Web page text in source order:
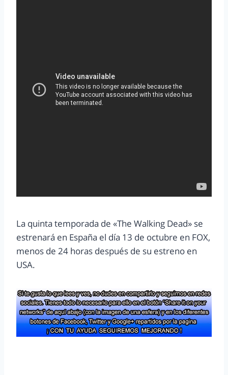
La quinta temporada de «The Walking Dead» se
estrenará en España el día 13 de octubre en FOX,
menos de 24 horas después de su estreno en
USA.